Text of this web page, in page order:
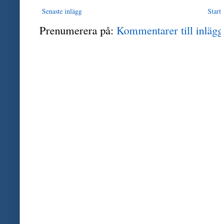
Senaste inlägg
Prenumerera på: Kommentarer till